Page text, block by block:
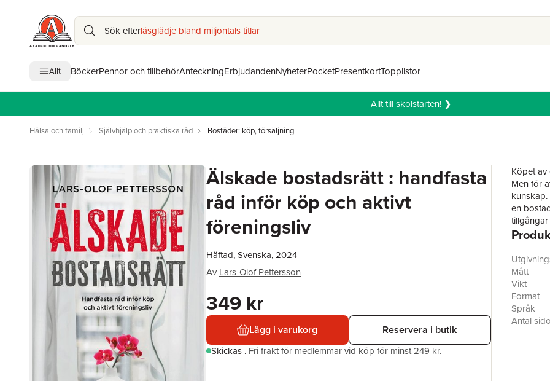
Sök efterläsglädje bland miljontals titlar
Allt BöckerPennor och tillbehörAnteckningErbjudandenNyheterPocketPresentkortTopplistor
Allt till skolstarten! ❯
Hälsa och familj Självhjälp och praktiska råd Bostäder: köp, försäljning
Älskade bostadsrätt : handfasta
råd inför köp och aktivt
föreningsliv
Häftad, Svenska, 2024
Av Lars-Olof Pettersson
349 kr
Lägg i varukorg Reservera i butik
Skickas . Fri frakt för medlemmar vid köp för minst 249 kr.
Köpet
Men för
en
Bilderna
upplyser
och
Boken
men
Den är
Mått
Vikt
Format
Språk
Antal